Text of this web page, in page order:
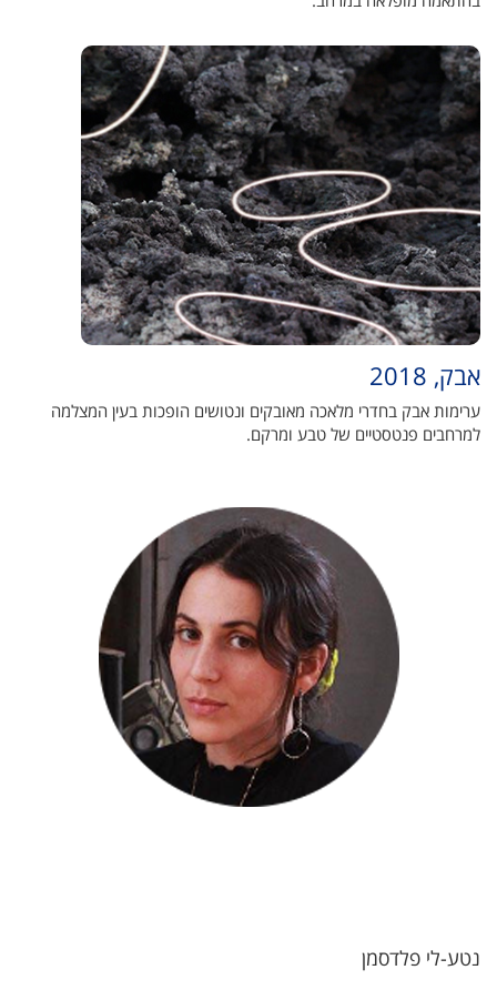
אבק, 2018
ערימות אבק בחדרי מלאכה מאובקים ונטושים הופכות בעין המצלמה
למרחבים פנטסטיים של טבע ומרקם.
נטע-לי פלדסמן